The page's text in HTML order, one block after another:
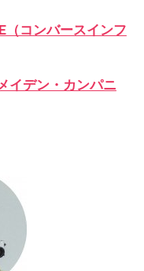
（コンバースインフ
イデン・カンパニ